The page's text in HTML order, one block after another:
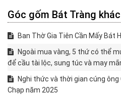
Góc gốm Bát Tràng khác
Ban Thờ Gia Tiên Cần Mấy Bát
Ngoài mua vàng, 5 thứ có thể
để cầu tài lộc, sung túc và may
Nghi thức và thời gian cúng
Chạp năm 2025